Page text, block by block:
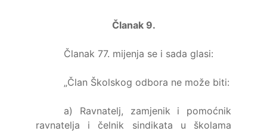
Članak 9.
Članak 77. mijenja se i sada glasi:
„Član Školskog odbora ne može biti:
a) Ravnatelj, zamjenik i pomoćnik
ravnatelja i čelnik sindikata u školama